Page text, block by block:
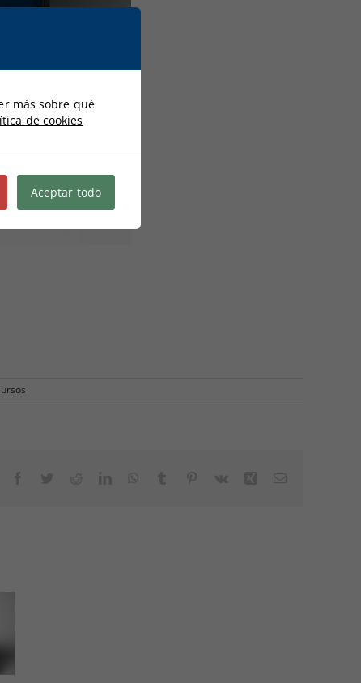
más sobre qué
de cookies
Aceptar todo